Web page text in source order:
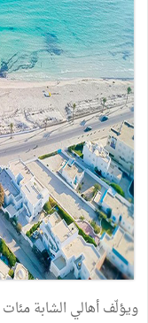
ويؤلّف أهالي الشابة